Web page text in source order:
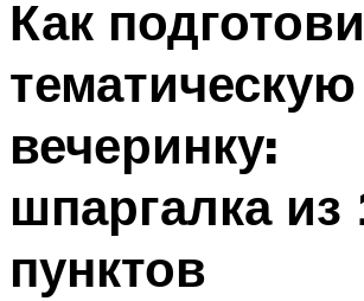
Как
тематическую
вечеринку:
шпаргалка из
пунктов